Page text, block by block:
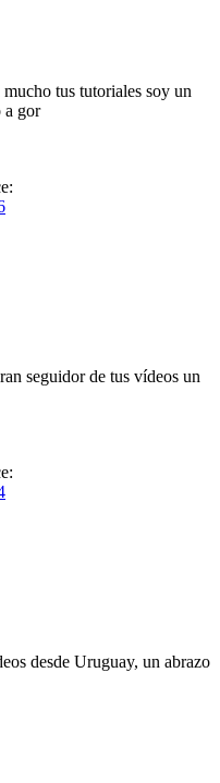
tus tutoriales soy un
a gor
seguidor de tus vídeos un
desde Uruguay, un abrazo